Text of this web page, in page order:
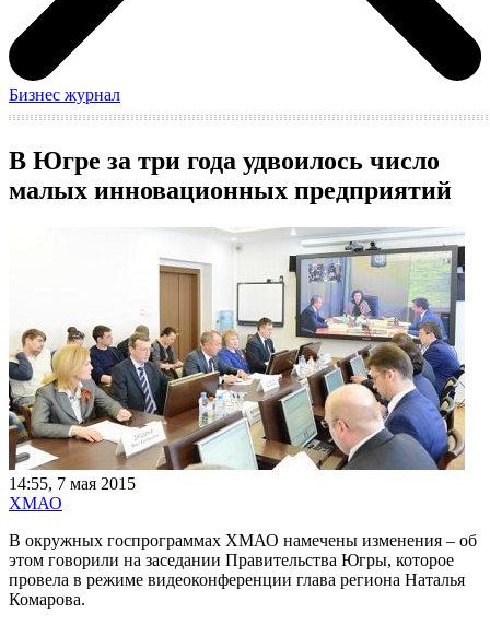
Бизнес журнал
В Югре за три года удвоилось число
малых инновационных предприятий
14:55, 7 мая 2015
ХМАО
В окружных госпрограммах ХМАО намечены изменения – об
этом говорили на заседании Правительства Югры, которое
провела в режиме видеоконференции глава региона Наталья
Комарова.